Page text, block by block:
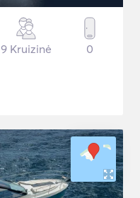
9 Kruizinė 0